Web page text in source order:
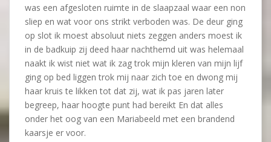
was een afgesloten ruimte in de slaapzaal waar een non
sliep en wat voor ons strikt verboden was. De deur ging
op slot ik moest absoluut niets zeggen anders moest ik
in de badkuip zij deed haar nachthemd uit was helemaal
naakt ik wist niet wat ik zag trok mijn kleren van mijn lijf
ging op bed liggen trok mij naar zich toe en dwong mij
haar kruis te likken tot dat zij, wat ik pas jaren later
begreep, haar hoogte punt had bereikt En dat alles
onder het oog van een Mariabeeld met een brandend
kaarsje er voor.